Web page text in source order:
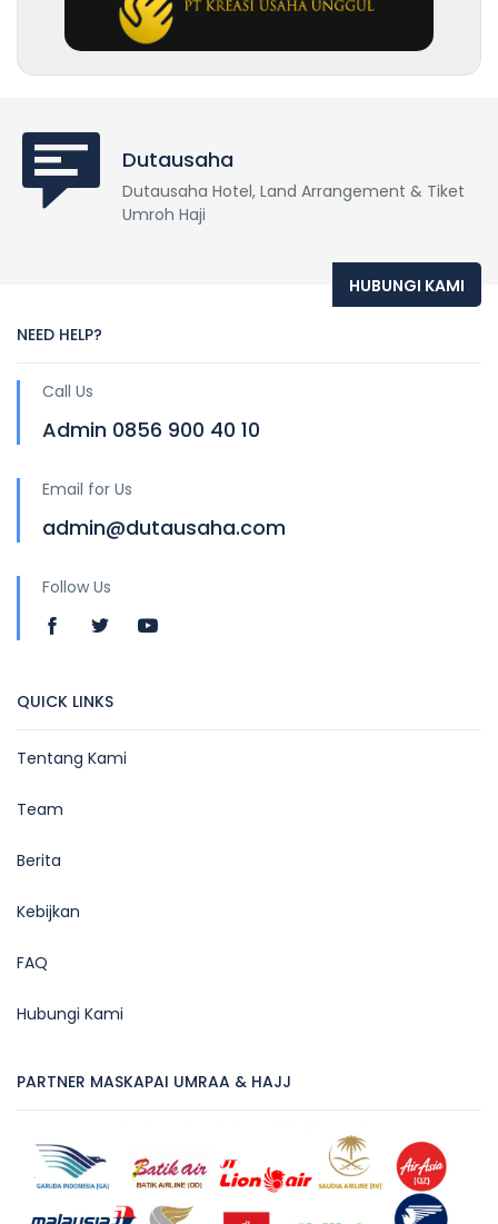
Dutausaha
Dutausaha Hotel, Land Arrangement & Tiket
Umroh Haji
HUBUNGI KAMI
NEED HELP?
Call Us
Admin 0856 900 40 10
Email for Us
admin@dutausaha.com
Follow Us
QUICK LINKS
Tentang Kami
Team
Berita
Kebijkan
FAQ
Hubungi Kami
PARTNER MASKAPAI UMRAA & HAJJ